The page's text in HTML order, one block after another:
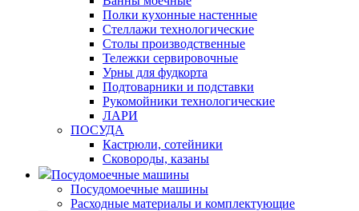
Полки кухонные настенные
Стеллажи технологические
Столы производственные
Тележки сервировочные
Урны для фудкорта
Подтоварники и подставки
Рукомойники технологические
ЛАРИ
ПОСУДА
Кастрюли, сотейники
Сковороды, казаны
Посудомоечные машины
Посудомоечные машины
Расходные материалы и комплектующие